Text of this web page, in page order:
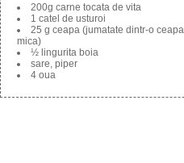
200g carne tocata de vita
1 catel de usturoi
25 g ceapa (jumatate dintr-o ceapa
mica)
½ lingurita boia
sare, piper
4 oua